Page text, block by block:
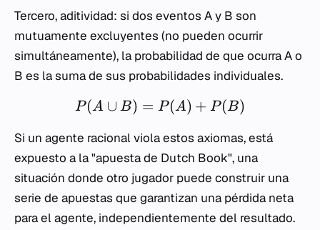
Tercero, aditividad: si dos eventos Ay B son
mutuamente excluyentes (no pueden ocurrir
simultáneamente), la probabilidad de que ocurraAo
B es la suma de sus probabilidades individuales.
P (A ∪ B) = P(A) + P(B)
Si un agente racional viola estos axiomas, está
expuesto a la "apuesta de Dutch Book", una
situación donde otro jugador puede construir una
serie de apuestas que garantizan una pérdida neta
para el agente, independientemente del resultado.